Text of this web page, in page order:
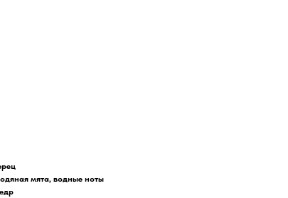
мята, водные ноты